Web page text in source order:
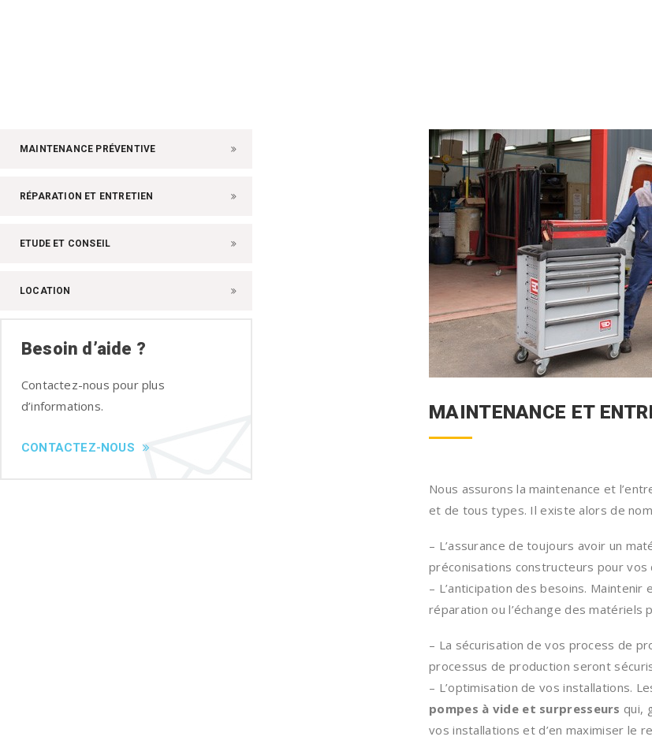
MAINTENANCE PRÉVENTIVE
RÉPARATION ET ENTRETIEN
ETUDE ET CONSEIL
LOCATION
Besoin d’aide ?
Contactez-nous pour plus
d’informations.
CONTACTEZ-NOUS
MAINTENANCE ET
Nous assurons la maintenance et
et de tous types. Il existe alors de
– L’assurance de toujours avoir un
préconisations constructeurs pour
– L’anticipation des besoins.
réparation ou l’échange des matériels
– La sécurisation de vos process de
processus de production seront
– L’optimisation de vos installations.
pompes à vide et surpresseurs qui,
vos installations et d’en maximiser le